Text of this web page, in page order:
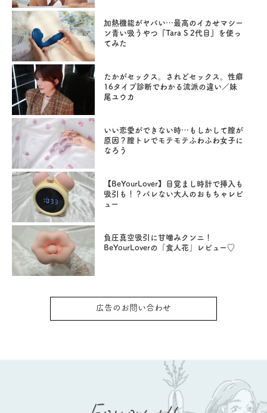
加熱機能がヤバい…最高のイカせマシー
ン青い吸うやつ『Tara S 2代目』を使っ
てみた
たかがセックス。されどセックス。性癖
16タイプ診断でわかる流派の違い／妹
尾ユウカ
いい恋愛ができない時…もしかして膣が
原因？膣トレでモテモテふわふわ女子に
なろう
【BeYourLover】目覚まし時計で挿入も
吸引も！？バレない大人のおもちゃレビ
ュー
負圧真空吸引に甘噛みクンニ！
BeYourLoverの「食人花」レビュー♡
広告のお問い合わせ